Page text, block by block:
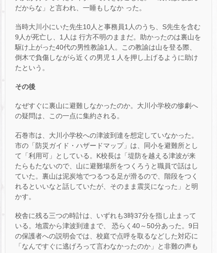
だからな」と言われ、一睡もしなか った。
当時大川小にいた先生10人と事務員1人のうち、S先生を含む
9人が死亡し、1人は 行方不明のままだ。助かったのは裏山を
駆け上がった40代の男性教諭1人。この教諭は山を登る際、
倒木で負傷しながら近くの男児１人を押し上げるように助け
たという。
その後
なぜすぐに裏山に避難しなかったのか。大川小学校の惨劇へ
の疑問は、この一点に集約される。
石巻市は、大川小学校への津波到達を想定していなかった。
市の「防災ガイド・ハザードマップ」は、同小を避難所とし
て「利用可」としている。K校長は「堤防を越える津波が来
たらもたないので、山に避難場所をつくろうと職員で話はし
ていた。裏山は泥炭地でつるつる足が滑るので、階段をつく
れるといいなと話していたが、そのまま震災になった」と明
かす。
校舎に残る三つの時計は、いずれも3時37分を指し止まって
いる。地震から津波到達まで、 恐らく40～50分あった。9日
の保護者への説明会では、校庭で点呼を取るなどした対応に
「なんですぐに逃げろって言わなかったのか」と非難の声も